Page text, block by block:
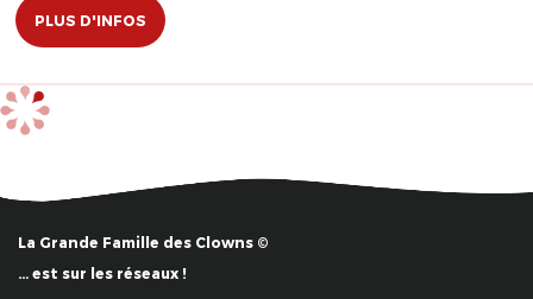
PLUS D'INFOS
La Grande Famille des Clowns ©
… est sur les réseaux !